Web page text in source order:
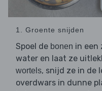
1. Groente snijden
Spoel de bonen in een
water en laat ze
wortels, snijd ze in de
overdwars in dunne